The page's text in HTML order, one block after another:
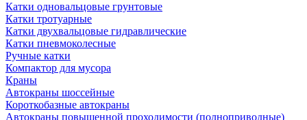
Катки одновальцовые грунтовые
Катки тротуарные
Катки двухвальцовые гидравлические
Катки пневмоколесные
Ручные катки
Компактор для мусора
Краны
Автокраны шоссейные
Короткобазные автокраны
Автокраны повышенной проходимости (полноприводные)